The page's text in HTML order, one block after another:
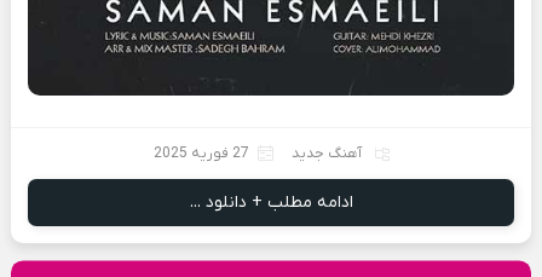
آهنگ جدید 27 فوریه 2025
ادامه مطلب + دانلود ...